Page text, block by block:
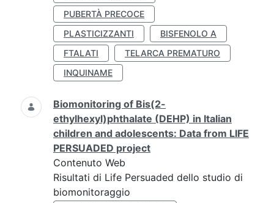
PUBERTÀ PRECOCE
PLASTICIZZANTI
BISFENOLO A
FTALATI
TELARCA PREMATURO
INQUINAME
Biomonitoring of Bis(2-
ethylhexyl)phthalate (DEHP) in Italian
children and adolescents: Data from LIFE
PERSUADED project
Contenuto Web
Risultati di Life Persuaded dello studio di
biomonitoraggio